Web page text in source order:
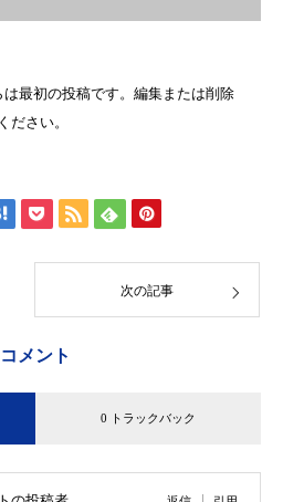
は最初の投稿です。編集または削除
ださい。
次の記事
コメント
0 トラックバック